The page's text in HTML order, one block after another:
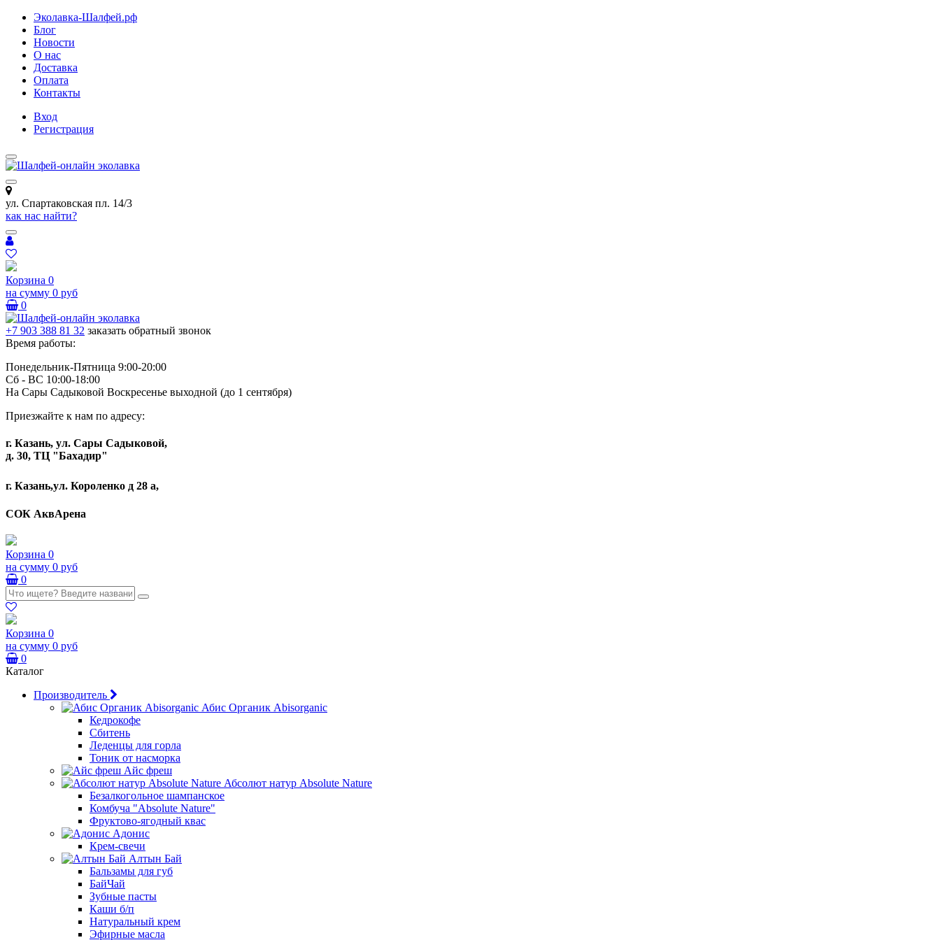
Эколавка-Шалфей.рф
Блог
Новости
О нас
Доставка
Оплата
Контакты
Вход
Регистрация
ул. Спартаковская пл. 14/3
как нас найти?
Корзина 0
на сумму 0 руб
0
+7 903 388 81 32 заказать обратный звонок
Время работы:
Понедельник-Пятница 9:00-20:00
Сб - ВС 10:00-18:00
На Сары Садыковой Воскресенье выходной (до 1 сентября)
Приезжайте к нам по адресу:
г. Казань, ул. Сары Садыковой,
д. 30, ТЦ "Бахадир"
г. Казань,ул. Короленко д 28 а,
СОК АквАрена
Корзина 0
на сумму 0 руб
0
Корзина 0
на сумму 0 руб
0
Каталог
Производитель
Абис Органик Abisorganic
Кедрокофе
Сбитень
Леденцы для горла
Тоник от насморка
Айс фреш
Абсолют натур Absolute Nature
Безалкогольное шампанское
Комбуча "Absolute Nature"
Фруктово-ягодный квас
Адонис
Крем-свечи
Алтын Бай
Бальзамы для губ
БайЧай
Зубные пасты
Каши б/п
Натуральный крем
Эфирные масла